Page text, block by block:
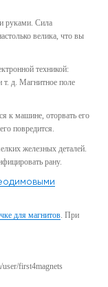
руками. Сила
велика, что вы
техникой:
д. Магнитное поле
к машине, оторвать его
повредится.
железных деталей.
рану.
для магнитов. При
first4magnets